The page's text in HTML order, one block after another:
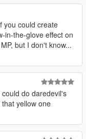
you could create
in-the-glove effect on
but I don't know...
do daredevil's
yellow one